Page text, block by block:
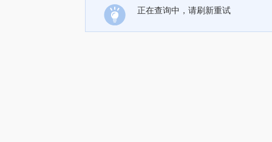
正在查询中，请刷新重试